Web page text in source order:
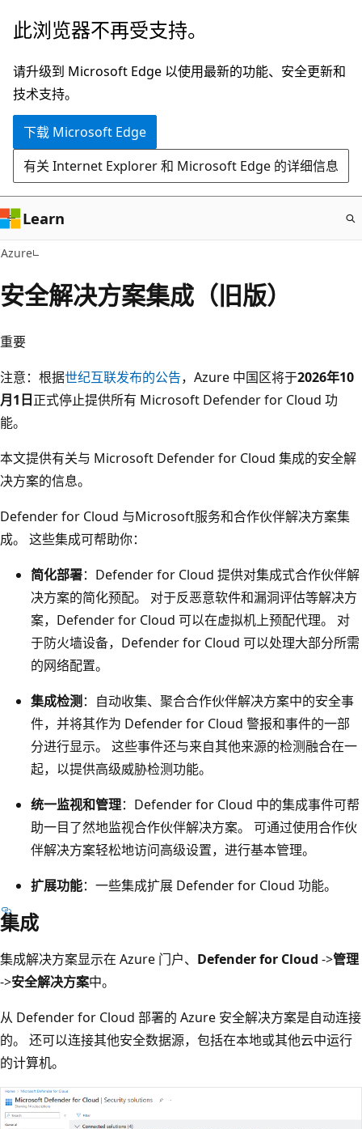
跳
主
要
内
此浏览器不再受支持。
请升级到 Microsoft Edge 以使用最新的功能、安全更新和
技术支持。
下载 Microsoft Edge
有关 Internet Explorer 和 Microsoft Edge 的详细信息
Learn
Azure
安全解决方案集成（旧版）
重要
注意：根据世纪互联发布的公告，Azure 中国区将于2026年10
月1日正式停止提供所有 Microsoft Defender for Cloud 功
能。
本文提供有关与 Microsoft Defender for Cloud 集成的安全解
决方案的信息。
Defender for Cloud 与Microsoft服务和合作伙伴解决方案集
成。 这些集成可帮助你：
简化部署：Defender for Cloud 提供对集成式合作伙伴解
决方案的简化预配。 对于反恶意软件和漏洞评估等解决方
案，Defender for Cloud 可以在虚拟机上预配代理。 对
于防火墙设备，Defender for Cloud 可以处理大部分所需
的网络配置。
集成检测：自动收集、聚合合作伙伴解决方案中的安全事
件，并将其作为 Defender for Cloud 警报和事件的一部
分进行显示。 这些事件还与来自其他来源的检测融合在一
起，以提供高级威胁检测功能。
统一监视和管理：Defender for Cloud 中的集成事件可帮
助一目了然地监视合作伙伴解决方案。 可通过使用合作伙
伴解决方案轻松地访问高级设置，进行基本管理。
扩展功能：一些集成扩展 Defender for Cloud 功能。
集成
集成解决方案显示在 Azure 门户、 Defender for Cloud ->管理
->安全解决方案中。
从 Defender for Cloud 部署的 Azure 安全解决方案是自动连接
的。 还可以连接其他安全数据源，包括在本地或其他云中运行
的计算机。